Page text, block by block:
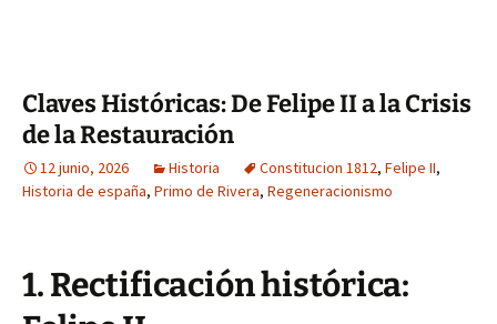
Claves Históricas: De Felipe II a la Crisis
de la Restauración
12 junio, 2026 Historia Constitucion 1812, Felipe II,
Historia de españa, Primo de Rivera, Regeneracionismo
1. Rectificación histórica: